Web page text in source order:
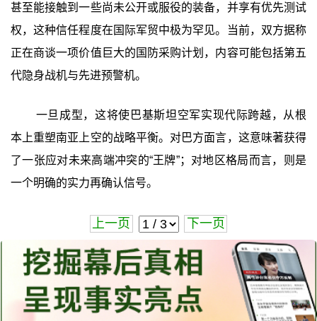
甚至能接触到一些尚未公开或服役的装备，并享有优先测试
权，这种信任程度在国际军贸中极为罕见。当前，双方据称
正在商谈一项价值巨大的国防采购计划，内容可能包括第五
代隐身战机与先进预警机。
一旦成型，这将使巴基斯坦空军实现代际跨越，从根
本上重塑南亚上空的战略平衡。对巴方面言，这意味著获得
了一张应对未来高端冲突的“王牌”；对地区格局而言，则是
一个明确的实力再确认信号。
上一页 下一页